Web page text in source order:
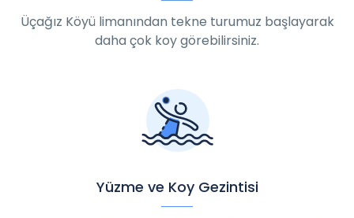
Üçağız Köyü limanından tekne turumuz başlayarak
daha çok koy görebilirsiniz.
Yüzme ve Koy Gezintisi